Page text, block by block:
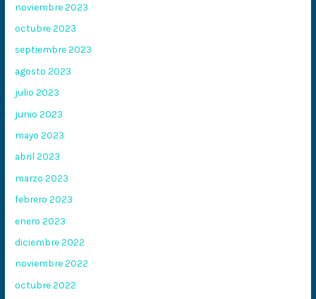
noviembre 2023
octubre 2023
septiembre 2023
agosto 2023
julio 2023
junio 2023
mayo 2023
abril 2023
marzo 2023
febrero 2023
enero 2023
diciembre 2022
noviembre 2022
octubre 2022